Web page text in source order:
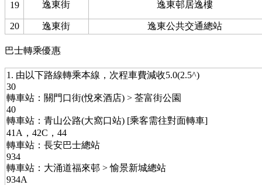
19 逸東街 逸東邨居逸樓
20 逸東街 逸東公共交通總站
巴士轉乘優惠
1. 由以下路線轉乘本線，次程車費減收5.0(2.5^)
30
轉車站：關門口街(悅來酒店) > 荃富街公園
40
轉車站：青山公路(大窩口站) [乘客需往對面轉車]
41A，42C，44
轉車站：長安巴士總站
934
轉車站：大涌道福來邨 > 愉景新城總站
934A